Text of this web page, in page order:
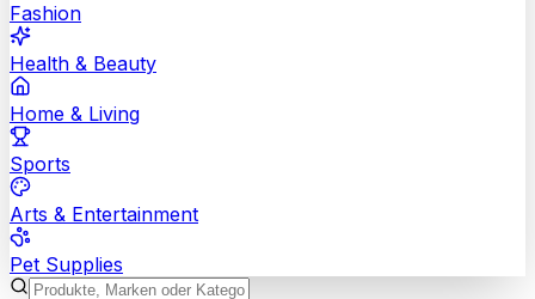
Fashion
Health & Beauty
Home & Living
Sports
Arts & Entertainment
Pet Supplies